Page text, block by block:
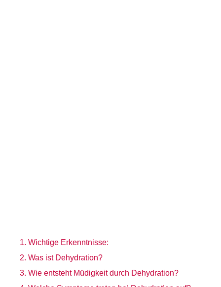
Wichtige Erkenntnisse:
Was ist Dehydration?
Wie entsteht Müdigkeit durch Dehydration?